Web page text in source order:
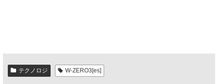
テクノロジ W-ZERO3[es]